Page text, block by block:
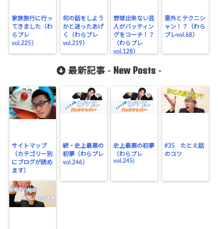
家族旅行に行っ
てきました（わ
らプレ
vol.225）
何の話をしよう
かと迷ったあげ
く（わらプレ
vol.219）
野球出来ない芸
人がバッティン
グをコーチ！？
（わらプレ
vol.128）
意外とテクニシ
ャン！？（わら
プレvol.68）
最新記事 - New Posts -
サイトマップ
（カテゴリー別
にブログが読め
ます）
続・史上最悪の
初夢（わらプレ
vol.246）
史上最悪の初夢
（わらプレ
vol.245)
#35 たとえ話
のコツ